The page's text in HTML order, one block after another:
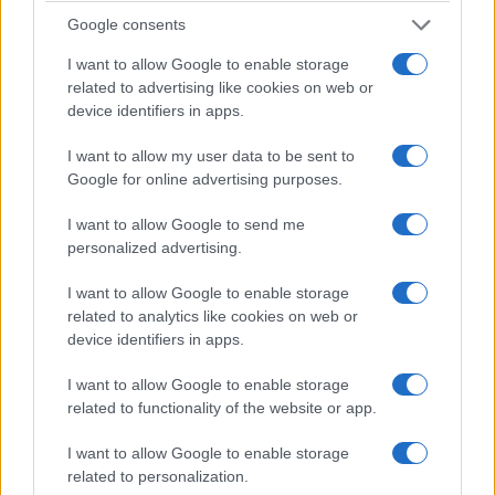
Google consents
I want to allow Google to enable storage
related to advertising like cookies on web or
device identifiers in apps.
I want to allow my user data to be sent to
Google for online advertising purposes.
I want to allow Google to send me
personalized advertising.
I want to allow Google to enable storage
related to analytics like cookies on web or
device identifiers in apps.
I want to allow Google to enable storage
related to functionality of the website or app.
I want to allow Google to enable storage
related to personalization.
4C Spider jest jednym z tych aut, które potrafią
trzymać kierowcę na dystans, stopniowo
sprawdzając jego umiejętności w coraz
razu. Po pierwszej jeździe chce się kolejnej, bo ta
poprzednia wcale nie sprawiła, że choć w lekkim
ludzi, którzy wiążą ze swoimi autami dłuższe relacje. A
motoryzacja to duża część ich życia, w którym nie
zamierzają się nudzić za kierownicą.